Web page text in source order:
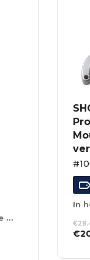
Voor 32″ – 55″, in hoogte verstelbaar en kantelbaar
In
€
€